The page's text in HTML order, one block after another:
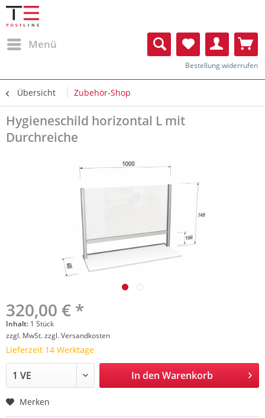
Menü
Bestellung widerrufen
Übersicht Zubehör-Shop
Hygieneschild horizontal L mit
Durchreiche
320,00 € *
Inhalt: 1 Stück
zzgl. MwSt.zzgl. Versandkosten
Lieferzeit 14 Werktage
In den Warenkorb
Merken